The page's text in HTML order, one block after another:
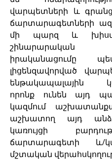
վարպետների և
ճարտարագետների
մի պարզ և խիստ
իրականացումը
լիցենզավորված
ենթակապալային
որոնք ունեն այդ
կազմում
աշխատող այդ
կառույցի
ճարտարագետի և/
մշտական